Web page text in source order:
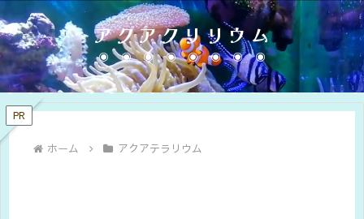
アクアクリリウム
PR
ホーム アクアテラリウム